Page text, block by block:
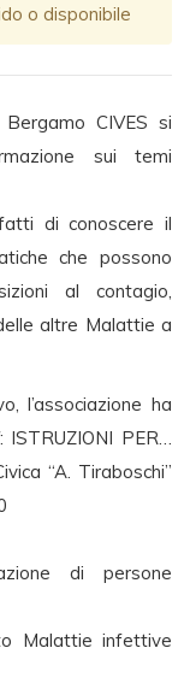
o disponibile
CIVES si
sui temi
di conoscere il
che possono
al contagio,
altre Malattie a
l’associazione ha
PER…
“A. Tiraboschi”
di persone
Malattie infettive